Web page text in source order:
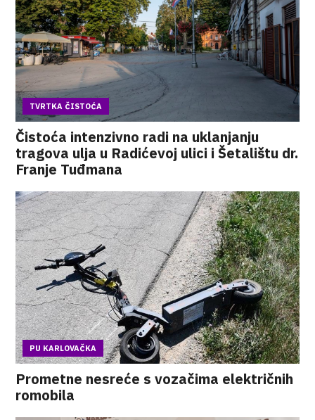
TVRTKA ČISTOĆA
Čistoća intenzivno radi na uklanjanju
tragova ulja u Radićevoj ulici i Šetalištu dr.
Franje Tuđmana
PU KARLOVAČKA
Prometne nesreće s vozačima električnih
romobila